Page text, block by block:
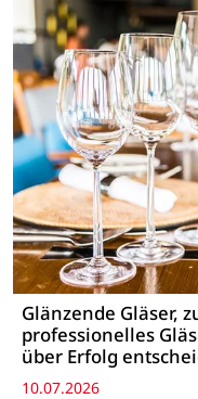
Glänzende Gläser,
professionelles
über Erfolg
10.07.2026